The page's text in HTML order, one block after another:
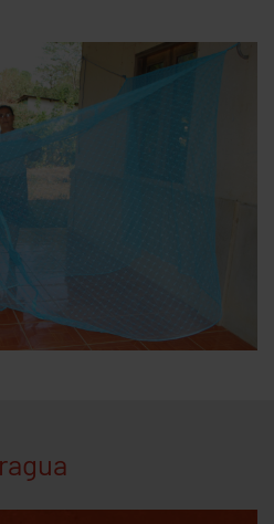
Google Adwords, Google
Manager, Facebook
10 years
rejected Google Adwords
*
rejected Google Analytics